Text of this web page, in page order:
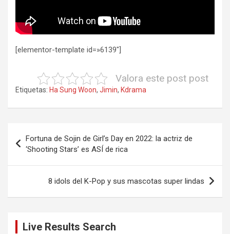
[elementor-template id=»6139″]
Valora este post post
Etiquetas: Ha Sung Woon, Jimin, Kdrama
de
entradas
Fortuna de Sojin de Girl’s Day en 2022: la actriz de
‘Shooting Stars’ es ASÍ de rica
8 idols del K-Pop y sus mascotas super lindas
Live Results Search